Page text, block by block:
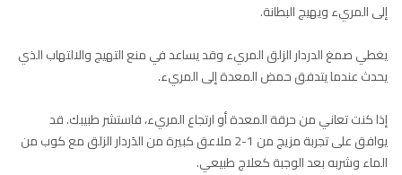
إلى المريء ويهيج البطانة.
يغطي صمغ الدردار الزلق المريء وقد يساعد في منع التهيج والالتهاب الذي
يحدث عندما يتدفق حمض المعدة إلى المريء.
إذا كنت تعاني من حرقة المعدة أو ارتجاع المريء، فاستشر طبيبك. قد
يوافق على تجربة مزيج من 1-2 ملاعق كبيرة من الدَردار الزلق مع كوب من
الماء وشربه بعد الوجبة كعلاج طبيعي.